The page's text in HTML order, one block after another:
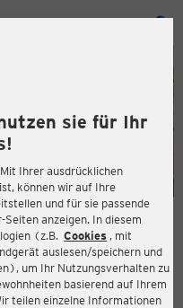
sie für Ihr
Ihrer ausdrücklichen
können wir auf Ihre
und für sie passende
anzeigen. In diesem
(z.B. Cookies , mit
auslesen/speichern und
um Ihr Nutzungsverhalten zu
basierend auf Ihrem
teilen einzelne Informationen
FILIALE
6-8